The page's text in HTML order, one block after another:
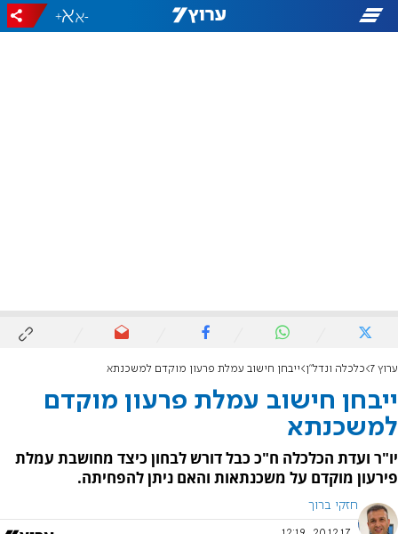
-
+
ערוץ 7 כלכלה ונדל"ן ייבחן חישוב עמלת פרעון מוקדם למשכנתא
ייבחן חישוב עמלת פרעון מוקדם
למשכנתא
יו"ר ועדת הכלכלה ח"כ כבל דורש לבחון כיצד מחושבת עמלת
פירעון מוקדם על משכנתאות והאם ניתן להפחיתה.
חזקי ברוך